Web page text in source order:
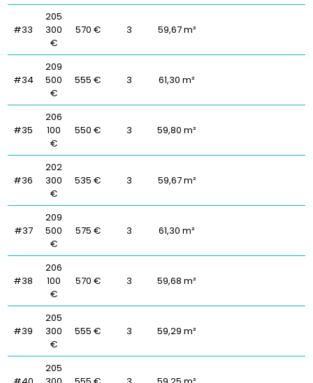
#33
205
300
€
570 € 3 59,67 m²
#34
209
500
€
555 € 3 61,30 m²
#35
206
100
€
550 € 3 59,80 m²
#36
202
300
€
535 € 3 59,67 m²
#37
209
500
€
575 € 3 61,30 m²
#38
206
100
€
570 € 3 59,68 m²
#39
205
300
€
555 € 3 59,29 m²
205